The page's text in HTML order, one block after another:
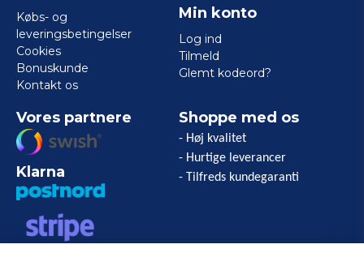
Købs- og
leveringsbetingelser
Cookies
Bonuskunde
Kontakt os
Min konto
Log ind
Tilmeld
Glemt kodeord?
Vores partnere
Klarna
Shoppe med os
- Høj kvalitet
- Hurtige leverancer
- Tilfreds kundegaranti